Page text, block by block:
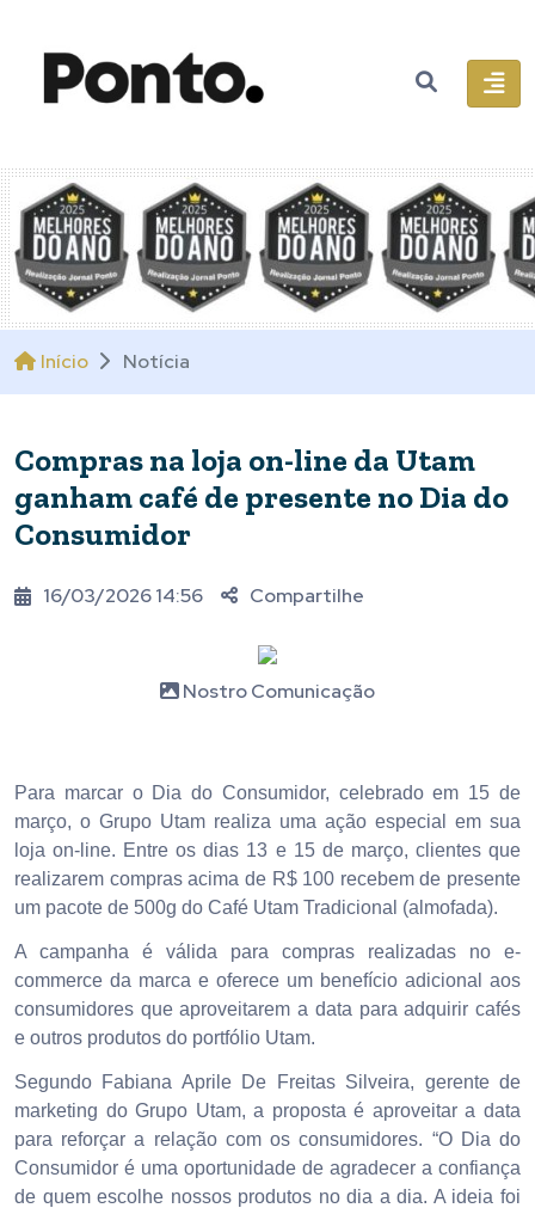
Início Notícia
Compras na loja on-line da Utam
ganham café de presente no Dia do
Consumidor
16/03/2026 14:56 Compartilhe
Nostro Comunicação
Para marcar o Dia do Consumidor, celebrado em 15 de
março, o Grupo Utam realiza uma ação especial em sua
loja on-line. Entre os dias 13 e 15 de março, clientes que
realizarem compras acima de R$ 100 recebem de presente
um pacote de 500g do Café Utam Tradicional (almofada).
A campanha é válida para compras realizadas no e-
commerce da marca e oferece um benefício adicional aos
consumidores que aproveitarem a data para adquirir cafés
e outros produtos do portfólio Utam.
Segundo Fabiana Aprile De Freitas Silveira, gerente de
marketing do Grupo Utam, a proposta é aproveitar a data
para reforçar a relação com os consumidores. “O Dia do
Consumidor é uma oportunidade de agradecer a confiança
de quem escolhe nossos produtos no dia a dia. A ideia foi